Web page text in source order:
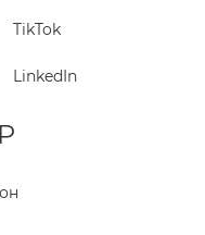
TikTok
LinkedIn